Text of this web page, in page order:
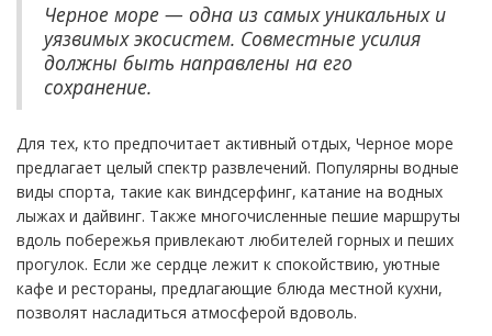
Черное море — одна из самых уникальных и
уязвимых экосистем. Совместные усилия
должны быть направлены на его
сохранение.
Для тех, кто предпочитает активный отдых, Черное море
предлагает целый спектр развлечений. Популярны водные
виды спорта, такие как виндсерфинг, катание на водных
лыжах и дайвинг. Также многочисленные пешие маршруты
вдоль побережья привлекают любителей горных и пеших
прогулок. Если же сердце лежит к спокойствию, уютные
кафе и рестораны, предлагающие блюда местной кухни,
позволят насладиться атмосферой вдоволь.